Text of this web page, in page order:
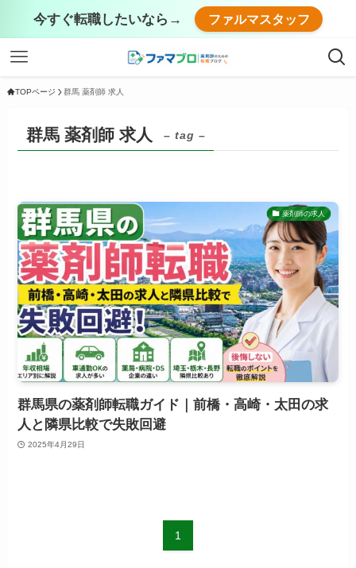
今すぐ転職したいなら→ ファルマスタッフ
TOPページ 群馬 薬剤師 求人
群馬 薬剤師 求人 – tag –
薬剤師の求人
群馬県の薬剤師転職ガイド｜前橋・高崎・太田の求
人と隣県比較で失敗回避
2025年4月29日
1